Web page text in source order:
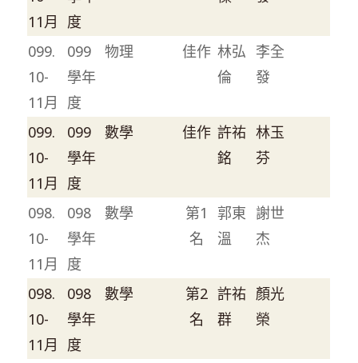
11月
度
099.
10-
11月
099
學年
度
物理 佳作 林弘
倫
李全
發
099.
10-
11月
099
學年
度
數學 佳作 許祐
銘
林玉
芬
098.
10-
11月
098
學年
度
數學
第1
名
郭東
溫
謝世
杰
098.
10-
11月
098
學年
度
數學
第2
名
許祐
群
顏光
榮